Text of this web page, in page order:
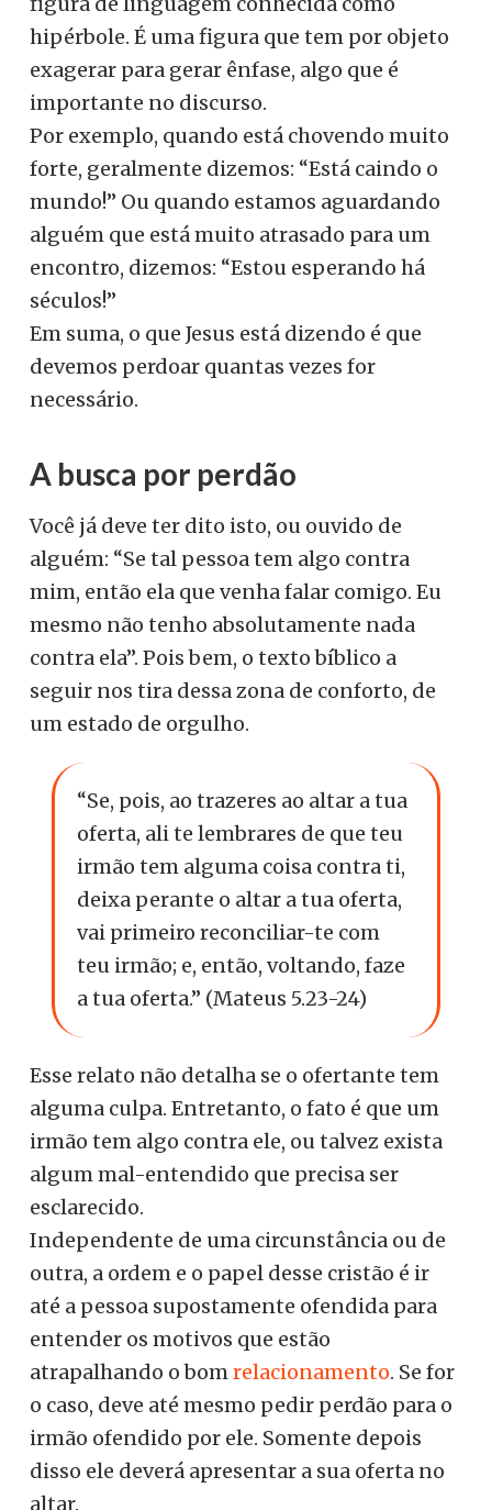
hipérbole. É uma figura que tem por objeto
exagerar para gerar ênfase, algo que é
importante no discurso.
Por exemplo, quando está chovendo muito
forte, geralmente dizemos: “Está caindo o
mundo!” Ou quando estamos aguardando
alguém que está muito atrasado para um
encontro, dizemos: “Estou esperando há
séculos!”
Em suma, o que Jesus está dizendo é que
devemos perdoar quantas vezes for
necessário.
A busca por perdão
Você já deve ter dito isto, ou ouvido de
alguém: “Se tal pessoa tem algo contra
mim, então ela que venha falar comigo. Eu
mesmo não tenho absolutamente nada
contra ela”. Pois bem, o texto bíblico a
seguir nos tira dessa zona de conforto, de
um estado de orgulho.
“Se, pois, ao trazeres ao altar a tua
oferta, ali te lembrares de que teu
irmão tem alguma coisa contra ti,
deixa perante o altar a tua oferta,
vai primeiro reconciliar-te com
teu irmão; e, então, voltando, faze
a tua oferta.” (Mateus 5.23-24)
Esse relato não detalha se o ofertante tem
alguma culpa. Entretanto, o fato é que um
irmão tem algo contra ele, ou talvez exista
algum mal-entendido que precisa ser
esclarecido.
Independente de uma circunstância ou de
outra, a ordem e o papel desse cristão é ir
até a pessoa supostamente ofendida para
entender os motivos que estão
atrapalhando o bomrelacionamento. Se for
o caso, deve até mesmo pedir perdão para o
irmão ofendido por ele. Somente depois
disso ele deverá apresentar a sua oferta no
altar.